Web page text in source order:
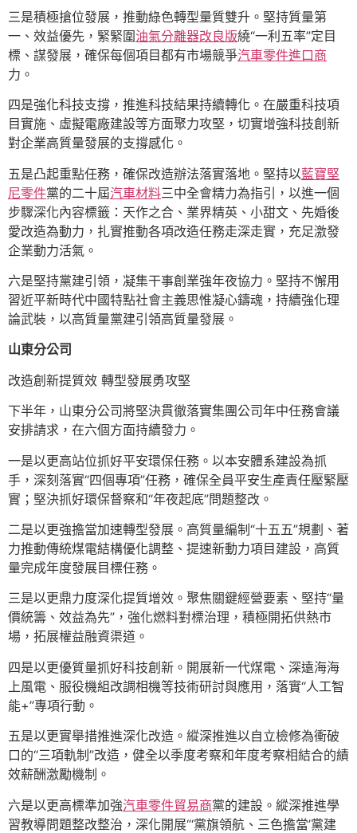
三是積極搶位發展，推動綠色轉型量質雙升。堅持質量第
一、效益優先，緊緊圍油氣分離器改良版繞“一利五率”定目
標、謀發展，確保每個項目都有市場競爭汽車零件進口商
力。
四是強化科技支撐，推進科技結果持續轉化。在嚴重科技項
目實施、虛擬電廠建設等方面聚力攻堅，切實增強科技創新
對企業高質量發展的支撐感化。
五是凸起重點任務，確保改造辦法落實落地。堅持以藍寶堅
尼零件黨的二十屆汽車材料三中全會精力為指引，以進一個
步驟深化內容標籤：天作之合、業界精英、小甜文、先婚後
愛改造為動力，扎實推動各項改造任務走深走實，充足激發
企業動力活氣。
六是堅持黨建引領，凝集干事創業強年夜協力。堅持不懈用
習近平新時代中國特點社會主義思惟凝心鑄魂，持續強化理
論武裝，以高質量黨建引領高質量發展。
山東分公司
改造創新提質效 轉型發展勇攻堅
下半年，山東分公司將堅決貫徹落實集團公司年中任務會議
安排請求，在六個方面持續發力。
一是以更高站位抓好平安環保任務。以本安體系建設為抓
手，深刻落實“四個專項”任務，確保全員平安生產責任壓緊壓
實；堅決抓好環保督察和“年夜起底”問題整改。
二是以更強擔當加速轉型發展。高質量編制“十五五”規劃、著
力推動傳統煤電結構優化調整、提速新動力項目建設，高質
量完成年度發展目標任務。
三是以更鼎力度深化提質增效。聚焦關鍵經營要素、堅持“量
價統籌、效益為先”，強化燃料對標治理，積極開拓供熱市
場，拓展權益融資渠道。
四是以更優質量抓好科技創新。開展新一代煤電、深遠海海
上風電、服役機組改調相機等技術研討與應用，落實“人工智
能+”專項行動。
五是以更實舉措推進深化改造。縱深推進以自立檢修為衝破
口的“三項軌制”改造，健全以季度考察和年度考察相結合的績
效薪酬激勵機制。
六是以更高標準加強汽車零件貿易商黨的建設。縱深推進學
習教導問題整改整治，深化開展“‘黨旗領航、三色擔當’黨建